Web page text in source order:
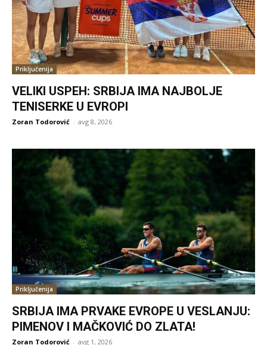
Priključenija
VELIKI USPEH: SRBIJA IMA NAJBOLJE
TENISERKE U EVROPI
Zoran Todorović - avg 8, 2026
Priključenija
SRBIJA IMA PRVAKE EVROPE U VESLANJU:
PIMENOV I MAČKOVIĆ DO ZLATA!
Zoran Todorović - avg 1, 2026